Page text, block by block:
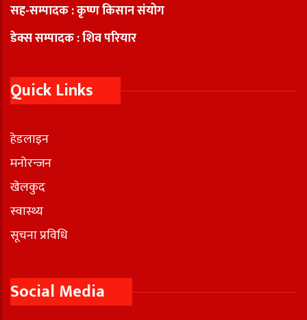
सह-सम्पादक : कृष्ण किसान संयोग
डेक्स सम्पादक : शिव परियार
Quick Links
हेडलाइन
मनोरन्जन
खेलकुद
स्वास्थ्य
सूचना प्रविधि
Social Media